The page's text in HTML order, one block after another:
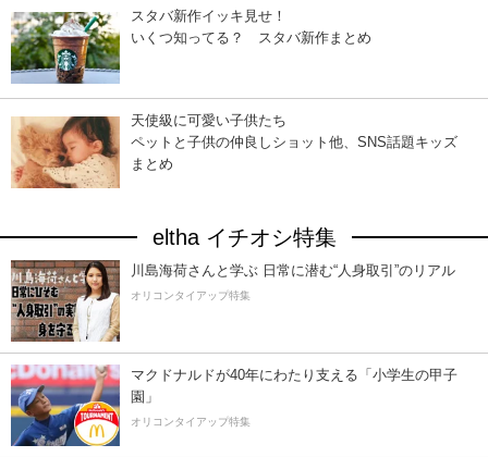
スタバ新作イッキ見せ！
いくつ知ってる？ スタバ新作まとめ
天使級に可愛い子供たち
ペットと子供の仲良しショット他、SNS話題キッズ
まとめ
eltha イチオシ特集
川島海荷さんと学ぶ 日常に潜む“人身取引”のリアル
オリコンタイアップ特集
マクドナルドが40年にわたり支える「小学生の甲子
園」
オリコンタイアップ特集